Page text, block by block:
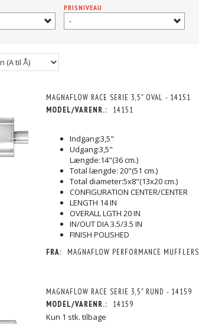
PRISNIVEAU
-
MAGNAFLOW RACE SERIE 3,5" OVAL - 14151
MODEL/VARENR.:
14151
Indgang:3,5"
Udgang:3,5"
Længde:14"(36 cm.)
Total længde: 20"(51 cm.)
Total diameter:5x8"(13x20 cm.)
CONFIGURATION CENTER/CENTER
LENGTH 14 IN
OVERALL LGTH 20 IN
IN/OUT DIA 3.5/3.5 IN
FINISH POLISHED
FRA: MAGNAFLOW PERFORMANCE MUFFLERS
MAGNAFLOW RACE SERIE 3,5" RUND - 14159
MODEL/VARENR.:
14159
Kun 1 stk. tilbage